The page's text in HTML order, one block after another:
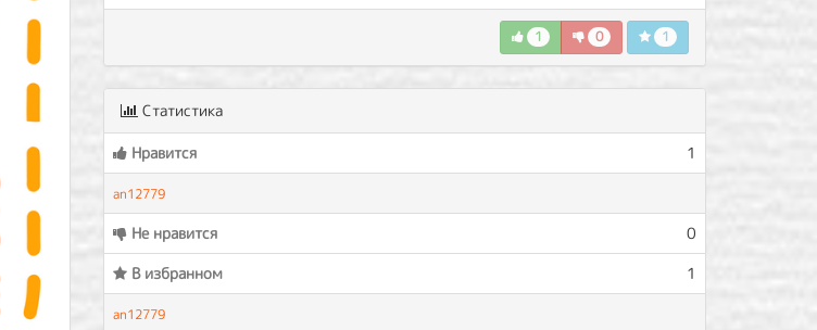
1 0 1
Статистика
Нравится 1
an12779
Не нравится
0
В избранном
1
an12779